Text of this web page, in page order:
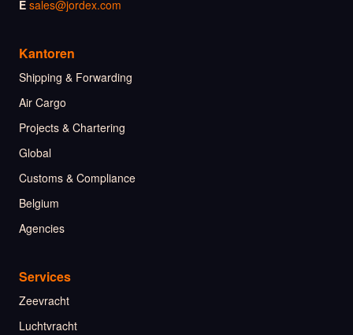
E sales@jordex.com
Kantoren
Shipping & Forwarding
Air Cargo
Projects & Chartering
Global
Customs & Compliance
Belgium
Agencies
Services
Zeevracht
Luchtvracht